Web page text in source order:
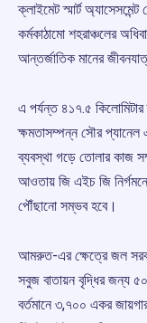
ক্লাইমেট স্মার্ট
কর্মকাঠামো শহরাঞ্চলের
আন্তর্জাতিক মানের
এ পর্যন্ত ৪১৭.৫ কিলোমিটার
ক্ষমতাসম্পন্ন সৌর
ব্যবস্থা গড়ে তোলার কাজ
আওতায় জি এইচ জি
পৌঁছানো সম্ভব হবে।
আমরুত-এর ক্ষেত্রে জল
সবুজ বাতায়ন বৃদ্ধির জন্য
বর্তমানে ৩,৭০০ একর